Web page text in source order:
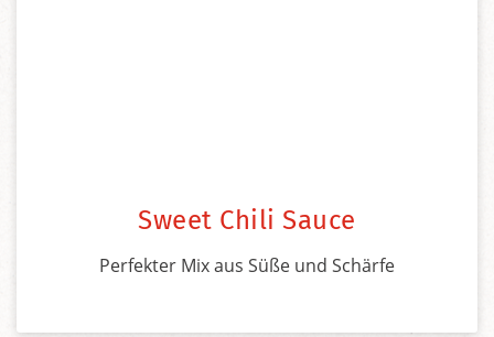
Sweet Chili Sauce
Perfekter Mix aus Süße und Schärfe